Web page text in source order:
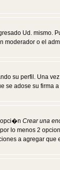
Ud. mismo.
o el
su perfil. Una
se adose su firma
opci�n Crear una
lo menos 2
a agregar que